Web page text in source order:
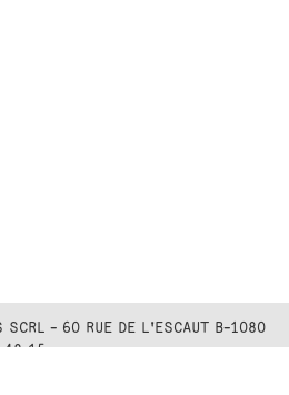
SCRL - 60 RUE DE L'ESCAUT B-1080
48 15